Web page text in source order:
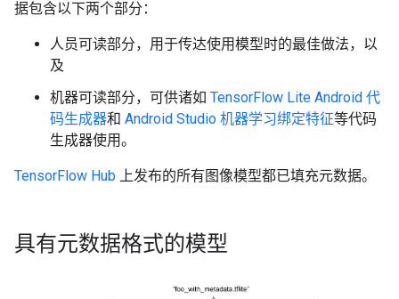
据包含以下两个部分：
人员可读部分，用于传达使用模型时的最佳做法，以
及
机器可读部分，可供诸如 TensorFlow Lite Android 代
码生成器和 Android Studio 机器学习绑定特征等代码
生成器使用。
TensorFlow Hub 上发布的所有图像模型都已填充元数据。
具有元数据格式的模型